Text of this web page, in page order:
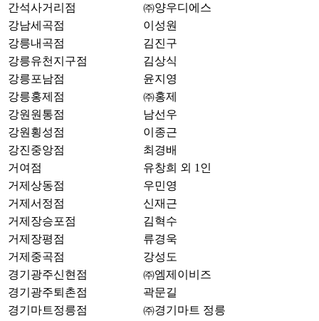
간석사거리점
㈜양우디에스
강남세곡점
이성원
강릉내곡점
김진구
강릉유천지구점
김상식
강릉포남점
윤지영
강릉홍제점
㈜홍제
강원원통점
남선우
강원횡성점
이종근
강진중앙점
최경배
거여점
유창희 외 1인
거제상동점
우민영
거제서정점
신재근
거제장승포점
김혁수
거제장평점
류경욱
거제중곡점
강성도
경기광주신현점
㈜엠제이비즈
경기광주퇴촌점
곽문길
경기마트정릉점
㈜경기마트 정릉